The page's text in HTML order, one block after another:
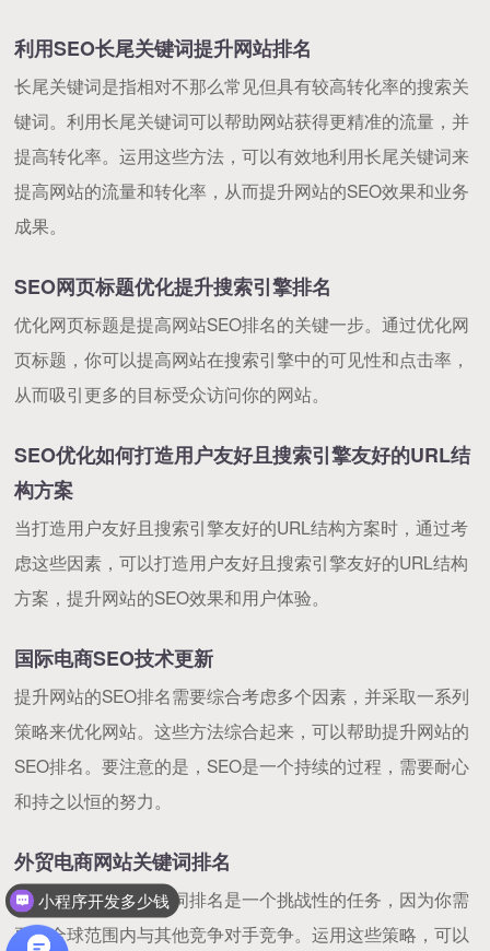
利用SEO长尾关键词提升网站排名
长尾关键词是指相对不那么常见但具有较高转化率的搜索关
键词。利用长尾关键词可以帮助网站获得更精准的流量，并
提高转化率。运用这些方法，可以有效地利用长尾关键词来
提高网站的流量和转化率，从而提升网站的SEO效果和业务
成果。
SEO网页标题优化提升搜索引擎排名
优化网页标题是提高网站SEO排名的关键一步。通过优化网
页标题，你可以提高网站在搜索引擎中的可见性和点击率，
从而吸引更多的目标受众访问你的网站。
SEO优化如何打造用户友好且搜索引擎友好的URL结
构方案
当打造用户友好且搜索引擎友好的URL结构方案时，通过考
虑这些因素，可以打造用户友好且搜索引擎友好的URL结构
方案，提升网站的SEO效果和用户体验。
国际电商SEO技术更新
提升网站的SEO排名需要综合考虑多个因素，并采取一系列
策略来优化网站。这些方法综合起来，可以帮助提升网站的
SEO排名。要注意的是，SEO是一个持续的过程，需要耐心
和持之以恒的努力。
外贸电商网站关键词排名
外贸电商网站的关键词排名是一个挑战性的任务，因为你需
要在全球范围内与其他竞争对手竞争。运用这些策略，可以
小程序开发多少钱